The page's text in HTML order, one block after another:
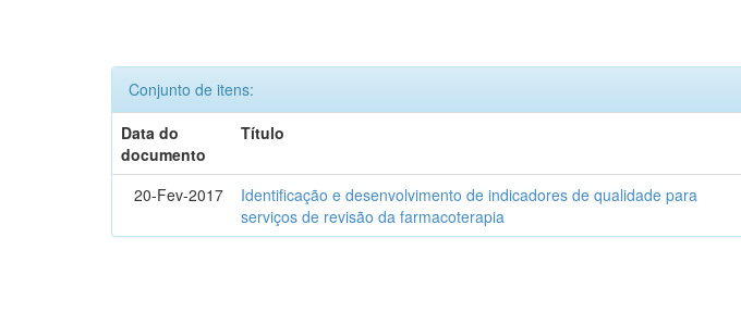
Conjunto de itens:
Data do
documento
Título
20-Fev-2017
Identificação e desenvolvimento de indicadores de qualidade para
serviços de revisão da farmacoterapia